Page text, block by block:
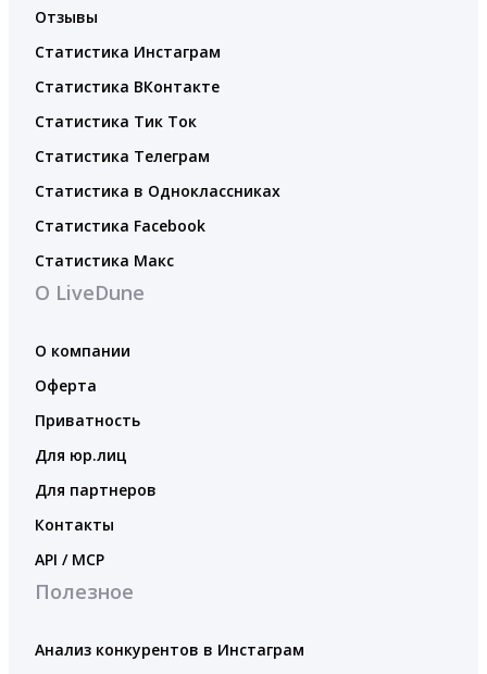
Отзывы
Статистика Инстаграм
Статистика ВКонтакте
Статистика Тик Ток
Статистика Телеграм
Статистика в Одноклассниках
Статистика Facebook
Статистика Макс
О LiveDune
О компании
Оферта
Приватность
Для юр.лиц
Для партнеров
Контакты
API / MCP
Полезное
Анализ конкурентов в Инстаграм